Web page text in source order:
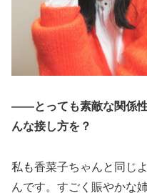
――とっても素敵な関係
んな接し方を？
私も香菜子ちゃんと同じ
んです。すごく賑やかな